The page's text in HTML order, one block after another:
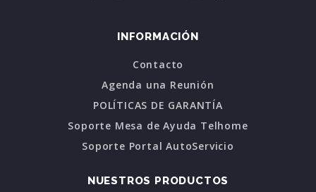
INFORMACIÓN
Contacto
Agenda una Reunión
POLÍTICAS DE GARANTÍA
Soporte Mesa de Ayuda Telhome
Soporte Portal AutoServicio
NUESTROS PRODUCTOS